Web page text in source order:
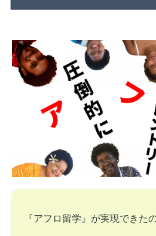
『アフロ留学』が実現できた